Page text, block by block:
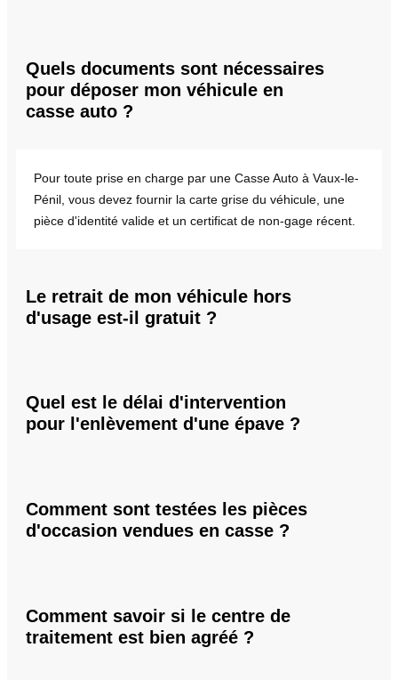
Quels documents sont nécessaires
pour déposer mon véhicule en
casse auto ?
Pour toute prise en charge par une Casse Auto à Vaux-le-
Pénil, vous devez fournir la carte grise du véhicule, une
pièce d'identité valide et un certificat de non-gage récent.
Le retrait de mon véhicule hors
d'usage est-il gratuit ?
Quel est le délai d'intervention
pour l'enlèvement d'une épave ?
Comment sont testées les pièces
d'occasion vendues en casse ?
Comment savoir si le centre de
traitement est bien agréé ?